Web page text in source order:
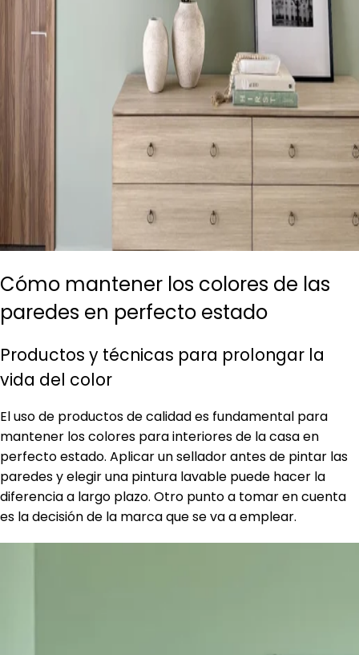
Cómo mantener los colores de las
paredes en perfecto estado
Productos y técnicas para prolongar la
vida del color
El uso de productos de calidad es fundamental para
mantener los colores para interiores de la casa en
perfecto estado. Aplicar un sellador antes de pintar las
paredes y elegir una pintura lavable puede hacer la
diferencia a largo plazo. Otro punto a tomar en cuenta
es la decisión de la marca que se va a emplear.